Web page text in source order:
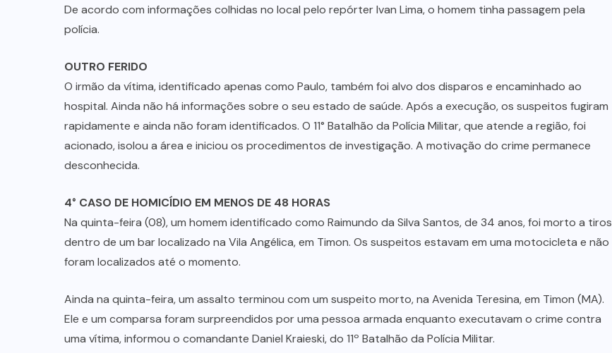
De acordo com informações colhidas no local pelo repórter Ivan Lima, o homem tinha passagem pela
polícia.
OUTRO FERIDO
O irmão da vítima, identificado apenas como Paulo, também foi alvo dos disparos e encaminhado ao
hospital. Ainda não há informações sobre o seu estado de saúde. Após a execução, os suspeitos fugiram
rapidamente e ainda não foram identificados. O 11° Batalhão da Polícia Militar, que atende a região, foi
acionado, isolou a área e iniciou os procedimentos de investigação. A motivação do crime permanece
desconhecida.
4° CASO DE HOMICÍDIO EM MENOS DE 48 HORAS
Na quinta-feira (08), um homem identificado como Raimundo da Silva Santos, de 34 anos, foi morto a tiros
dentro de um bar localizado na Vila Angélica, em Timon. Os suspeitos estavam em uma motocicleta e não
foram localizados até o momento.
Ainda na quinta-feira, um assalto terminou com um suspeito morto, na Avenida Teresina, em Timon (MA).
Ele e um comparsa foram surpreendidos por uma pessoa armada enquanto executavam o crime contra
uma vítima, informou o comandante Daniel Kraieski, do 11º Batalhão da Polícia Militar.